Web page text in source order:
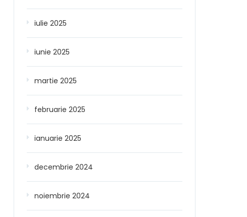
iulie 2025
iunie 2025
martie 2025
februarie 2025
ianuarie 2025
decembrie 2024
noiembrie 2024